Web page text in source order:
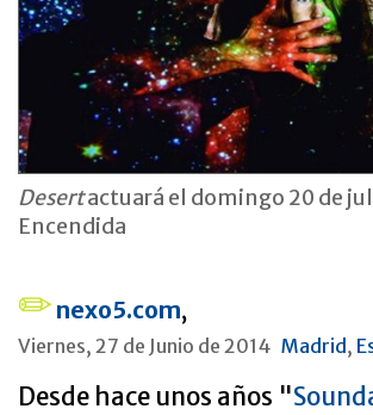
Desertactuará el domingo 20 de
Encendida
nexo5.com,
Viernes, 27 de Junio de 2014 Madrid ,
Desde hace unos años "